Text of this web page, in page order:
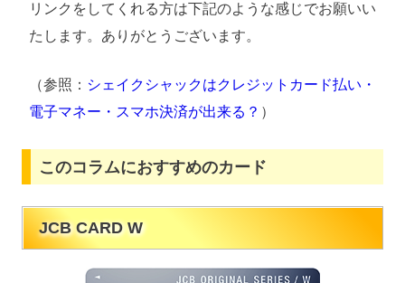
リンクをしてくれる方は下記のような感じでお願いい
たします。ありがとうございます。
（参照： シェイクシャックはクレジットカード払い・
電子マネー・スマホ決済が出来る？ ）
このコラムにおすすめのカード
JCB CARD W